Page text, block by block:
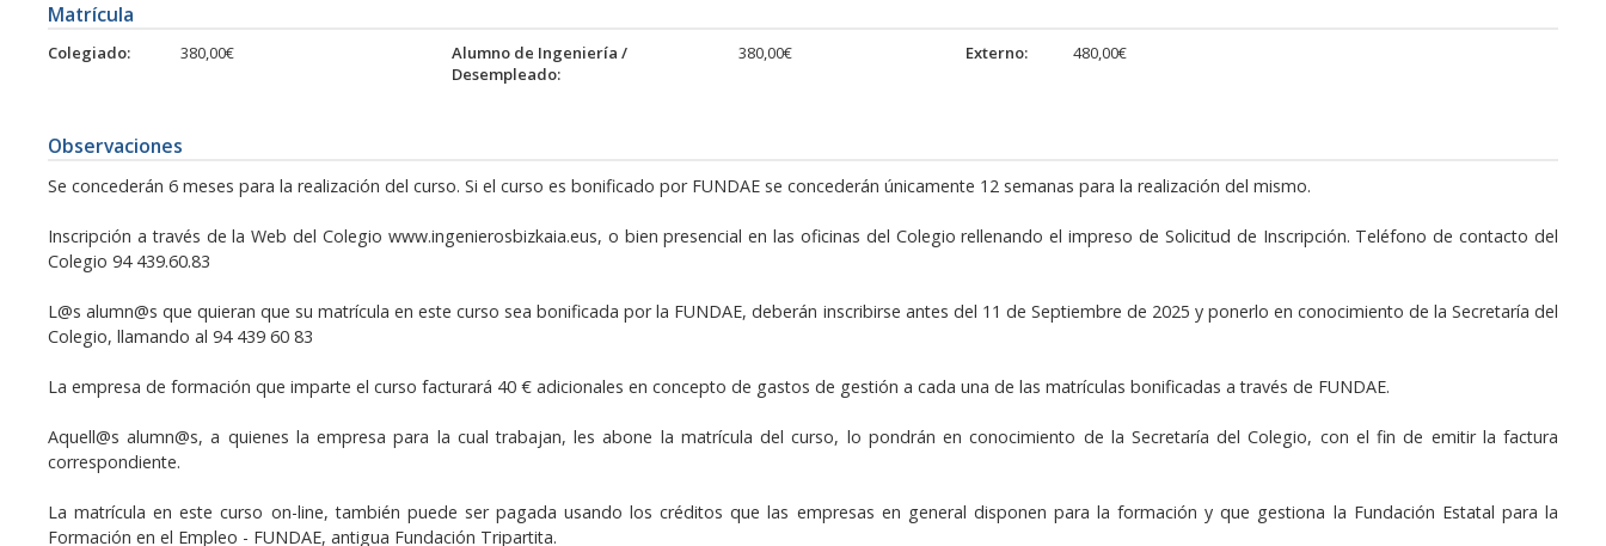
Matrícula
Colegiado: 380,00€
Alumno de Ingeniería /
Desempleado:
380,00€ Externo: 480,00€
Observaciones
Se concederán 6 meses para la realización del curso. Si el curso es bonificado por FUNDAE se concederán únicamente 12 semanas para la realización del mismo.
Inscripción a través de la Web del Colegio www.ingenierosbizkaia.eus, o bien presencial en las oficinas del Colegio rellenando el impreso de Solicitud de Inscripción. Teléfono de contacto del
Colegio 94 439.60.83
L@s alumn@s que quieran que su matrícula en este curso sea bonificada por la FUNDAE, deberán inscribirse antes del 11 de Septiembre de 2025 y ponerlo en conocimiento de la Secretaría del
Colegio, llamando al 94 439 60 83
La empresa de formación que imparte el curso facturará 40 € adicionales en concepto de gastos de gestión a cada una de las matrículas bonificadas a través de FUNDAE.
Aquell@s alumn@s, a quienes la empresa para la cual trabajan, les abone la matrícula del curso, lo pondrán en conocimiento de la Secretaría del Colegio, con el fin de emitir la factura
correspondiente.
La matrícula en este curso on-line, también puede ser pagada usando los créditos que las empresas en general disponen para la formación y que gestiona la Fundación Estatal para la
Formación en el Empleo - FUNDAE, antigua Fundación Tripartita.